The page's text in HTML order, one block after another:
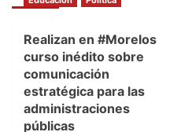
Realizan en #Morelos
curso inédito sobre
comunicación
estratégica para las
administraciones
públicas